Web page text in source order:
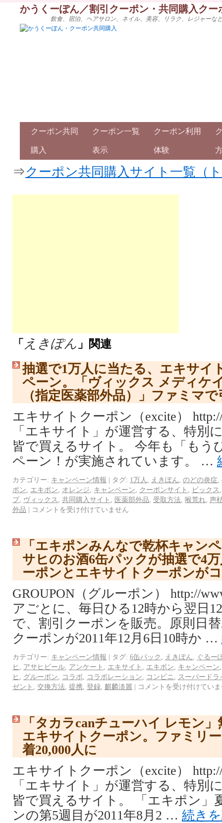
かうくーぽん／割引クーポン・共同購入ク
飲食、宿泊、ヘアサロン、ネイル、美容、リラク、レジャー
クーポン共同
購入
クーポン一覧
表示
クーポン利用
体験
⇒クーポン共同購入サイト一覧（
「 えきぽん 」関連
抽選で1万人に当たる、エキサイ
ペーン。「ヴィックス メディケ
（指定医薬部外品）」ファミマで
エキサイトクーポン（excite）
「エキサイト」が運営する、特別
皆で買えるサイト。 今年も「もう
ペーン！が実施されています。 …
カテゴリー: キャンペーン情報 | タグ: 1万人 えきぽん のどの炎症
ポン
エキポン オレンジ キャンペーン クーポンサイト ビックス
プ, ヴィックス 共同購入サイト 医薬部外品 受取方法 喉荒れ 声
外品 | コメントを受け付けていません
「エキポンみんなで乾杯キャン
サヒのお酒6缶パックが抽選で4
ーポンとエキサイトクーポンが
GROUPON（グルーポン） http://
アごとに、毎日ひる12時から翌日
で、割引クーポンを販売。原則日
クーポンが2011年12月6日10時か …
カテゴリー: キャンペーン情報 | タグ: 6缶パック えきぽん
ぐるー
ヒ
アサヒビール アンケート エキサイト エキポン キャンペーン
ヒ
グルーポン コラボ コラボレーション コンビニ
スーパードラ
ゼント
交換方法 提携 登録 麒麟淡麗 | コメントを受け付けてい
「タカラcanチューハイ レモン
エキサイトクーポン。ファミリ
着20,000人に
エキサイトクーポン（excite）
「エキサイト」が運営する、特別
皆で買えるサイト。 「エキポン」
ンの第5週目が2011年8月2 … 続き